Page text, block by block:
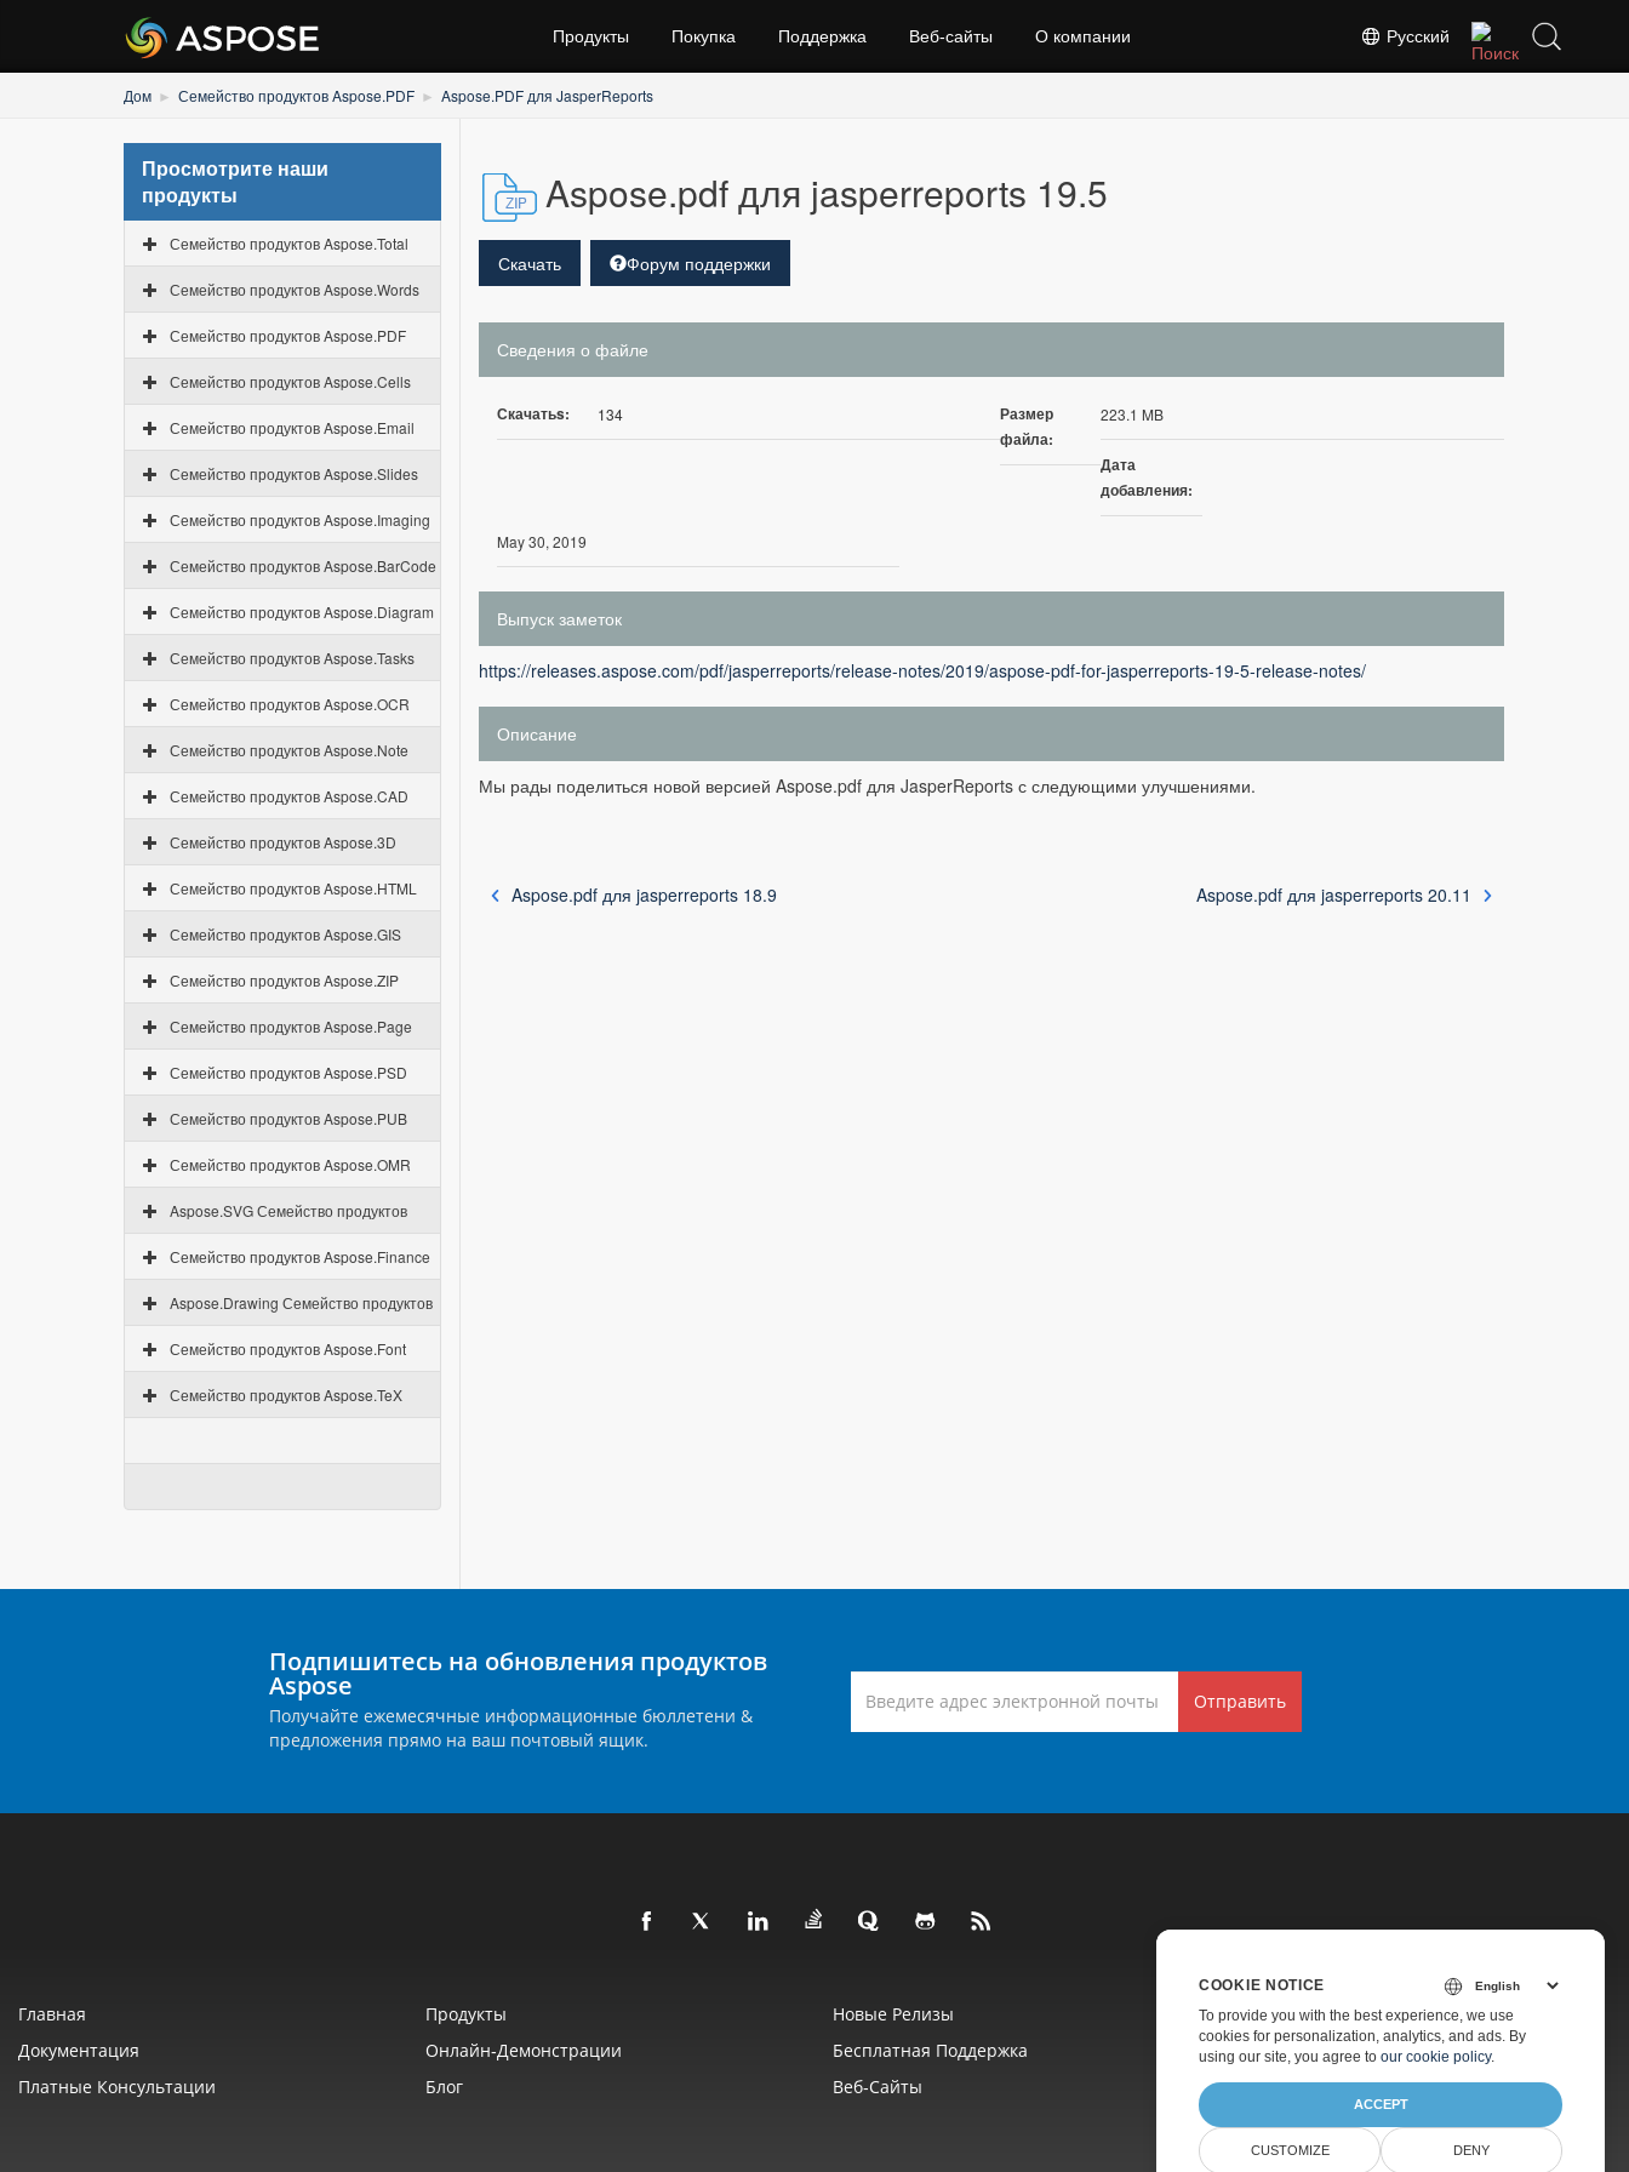
Русский
Продукты Покупка Поддержка Веб‑сайты О компании
Дом Семейство продуктов Aspose.PDF Aspose.PDF для JasperReports
Просмотрите наши
продукты
Семейство продуктов Aspose.Total
Семейство продуктов Aspose.Words
Семейство продуктов Aspose.PDF
Семейство продуктов Aspose.Cells
Семейство продуктов Aspose.Email
Семейство продуктов Aspose.Slides
Семейство продуктов Aspose.Imaging
Семейство продуктов Aspose.BarCode
Семейство продуктов Aspose.Diagram
Семейство продуктов Aspose.Tasks
Семейство продуктов Aspose.OCR
Семейство продуктов Aspose.Note
Семейство продуктов Aspose.CAD
Семейство продуктов Aspose.3D
Семейство продуктов Aspose.HTML
Семейство продуктов Aspose.GIS
Семейство продуктов Aspose.ZIP
Семейство продуктов Aspose.Page
Семейство продуктов Aspose.PSD
Семейство продуктов Aspose.PUB
Семейство продуктов Aspose.OMR
Aspose.SVG Семейство продуктов
Семейство продуктов Aspose.Finance
Aspose.Drawing Семейство продуктов
Семейство продуктов Aspose.Font
Семейство продуктов Aspose.TeX
Aspose.pdf для jasperreports 19.5
Скачать Форум поддержки
Сведения о файле
Скачатьs: 134
Размер
файла:
223.1 MB
Дата
добавления:
May 30, 2019
Выпуск заметок
https://releases.aspose.com/pdf/jasperreports/release-notes/2019/aspose-pdf-for-jasperreports-19-5-release-notes/
Описание
Мы рады поделиться новой версией Aspose.pdf для JasperReports с следующими улучшениями.
Aspose.pdf для jasperreports 18.9 Aspose.pdf для jasperreports 20.11
Подпишитесь на обновления продуктов
Aspose
Получайте ежемесячные информационные бюллетени &
предложения прямо на ваш почтовый ящик.
Отправить
Главная Продукты Новые Релизы
Цены
Документация
Онлайн‑демонстрации Бесплатная Поддержка
Платная Поддержка
Платные Консультации
Блог Веб‑сайты О Компании
COOKIE NOTICE
To provide you with the best experience, we use
cookies for personalization, analytics, and ads. By
using our site, you agree to our cookie policy.
ACCEPT
CUSTOMIZE DENY